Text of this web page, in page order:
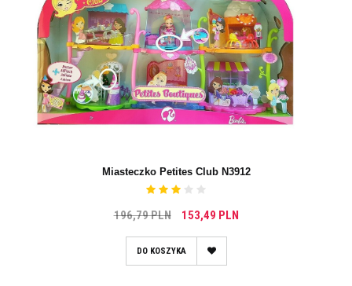
Miasteczko Petites Club N3912
196,79 PLN 153,49 PLN
DO KOSZYKA